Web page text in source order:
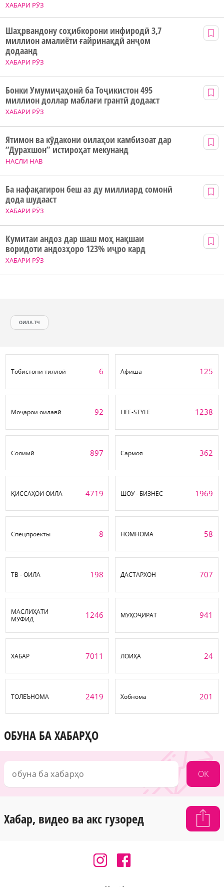
ХАБАРИ РӮЗ
ХАБАРИ РӮЗ
Шаҳрвандону соҳибкорони инфиродӣ 3,7
миллион амалиёти ғайринақдӣ анҷом
додаанд
ХАБАРИ РӮЗ
Бонки Умумиҷаҳонӣ ба Тоҷикистон 495
миллион доллар маблағи грантӣ додааст
НАСЛИ НАВ
Ятимон ва кӯдакони оилаҳои камбизоат дар
“Дурахшон” истироҳат мекунанд
ХАБАРИ РӮЗ
Ба нафақагирон беш аз ду миллиард сомонӣ
дода шудааст
ХАБАРИ РӮЗ
Кумитаи андоз дар шаш моҳ нақшаи
воридоти андозҳоро 123% иҷро кард
ОИЛА.ТЧ
Тобистони тиллоӣ 6 Афиша 125
Моҷарои оилавӣ 92 LIFE-STYLE 1238
Солимӣ 897 Сармоя 362
ҚИССАҲОИ ОИЛА 4719 ШОУ - БИЗНЕС 1969
Спецпроекты 8 НОМНОМА 58
ТВ - ОИЛА 198 ДАСТАРХОН 707
МАСЛИҲАТИ
МУФИД
1246 МУҲОҶИРАТ 941
ХАБАР 7011 ЛОИҲА 24
ТОЛЕЪНОМА 2419 Хобнома 201
ОБУНА БА ХАБАРҲО
OK
Хабар, видео ва акс гузоред